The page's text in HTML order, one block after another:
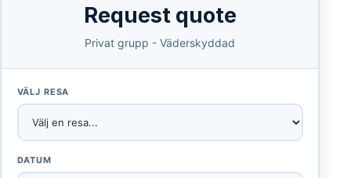
Request quote
Privat grupp - Väderskyddad
VÄLJ RESA
DATUM